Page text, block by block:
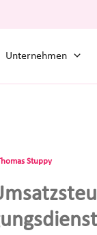
Unternehmen
Stuppy